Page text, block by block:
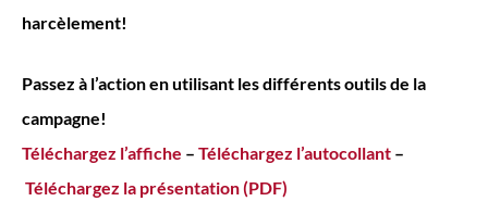
harcèlement!
Passez à l’action en utilisant les différents outils de la
campagne!
Téléchargez l’affiche – Téléchargez l’autocollant –
Téléchargez la présentation (PDF)